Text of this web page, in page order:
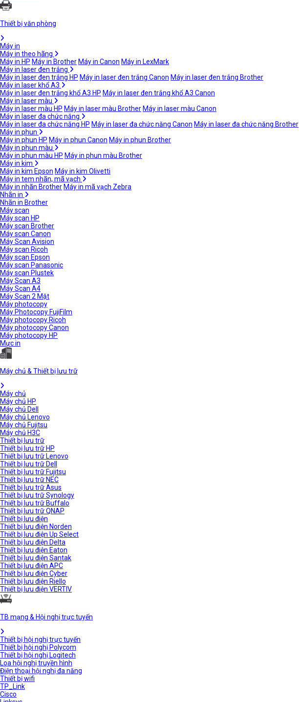
Thiết bị văn phòng
Máy in
Máy in theo hãng
Máy in HP Máy in Brother Máy in Canon Máy in LexMark
Máy in laser đen trắng
Máy in laser đen trắng HP Máy in laser đen trắng Canon Máy in laser đen trắng Brother
Máy in laser khổ A3
Máy in laser đen trắng khổ A3 HP Máy in laser đen trắng khổ A3 Canon
Máy in laser màu
Máy in laser màu HP Máy in laser màu Brother Máy in laser màu Canon
Máy in laser đa chức năng
Máy in laser đa chức năng HP Máy in laser đa chức năng Canon Máy in laser đa chức năng Brother
Máy in phun
Máy in phun HP Máy in phun Canon Máy in phun Brother
Máy in phun màu
Máy in phun màu HP Máy in phun màu Brother
Máy in kim
Máy in kim Epson Máy in kim Olivetti
Máy in tem nhãn, mã vạch
Máy in nhãn Brother Máy in mã vạch Zebra
Nhãn in
Nhãn in Brother
Máy scan
Máy scan HP
Máy scan Brother
Máy scan Canon
Máy Scan Avision
Máy scan Ricoh
Máy scan Epson
Máy scan Panasonic
Máy scan Plustek
Máy Scan A3
Máy Scan A4
Máy Scan 2 Mặt
Máy photocopy
Máy Photocopy FujiFilm
Máy photocopy Ricoh
Máy photocopy Canon
Máy photocopy HP
Mực in
Máy chủ & Thiết bị lưu trữ
Máy chủ
Máy chủ HP
Máy chủ Dell
Máy chủ Lenovo
Máy chủ Fujitsu
Máy chủ H3C
Thiết bị lưu trữ
Thiết bị lưu trữ HP
Thiết bị lưu trữ Lenovo
Thiết bị lưu trữ Dell
Thiết bị lưu trữ Fujitsu
Thiết bị lưu trữ NEC
Thiết bị lưu trữ Asus
Thiết bị lưu trữ Synology
Thiết bị lưu trữ Buffalo
Thiết bị lưu trữ QNAP
Thiết bị lưu điện
Thiết bị lưu điện Norden
Thiết bị lưu điện Up Select
Thiết bị lưu điện Delta
Thiết bị lưu điện Eaton
Thiết bị lưu điện Santak
Thiết bị lưu điện APC
Thiết bị lưu điện Cyber
Thiết bị lưu điện Riello
Thiết bị lưu điện VERTIV
TB mạng & Hội nghị trực tuyến
Thiết bị hội nghị trực tuyến
Thiết bị hội nghị Polycom
Thiết bị hội nghị Logitech
Loa hội nghị truyền hình
Điện thoại hội nghị đa năng
Thiết bị wifi
TP_Link
Cisco